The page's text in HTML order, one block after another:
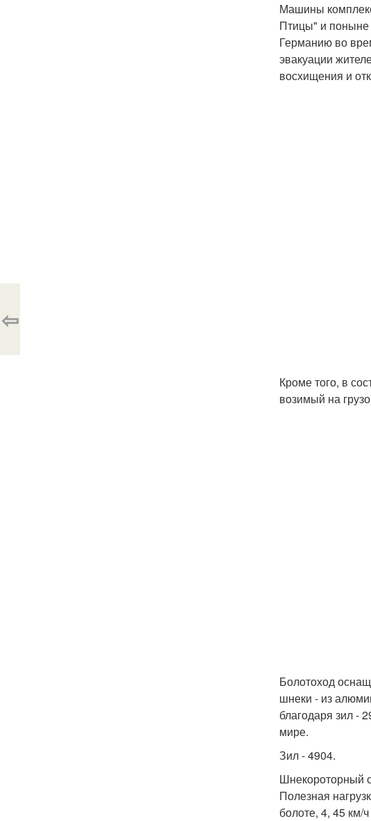
Машины
Птицы" и поныне
Германию во
эвакуации
восхищения и
Кроме того, в
возимый на
Болотоход
шнеки - из
благодаря зил -
мире.
Зил - 4904.
Шнекороторный
Полезная
болоте, 4, 45 км/
⇦